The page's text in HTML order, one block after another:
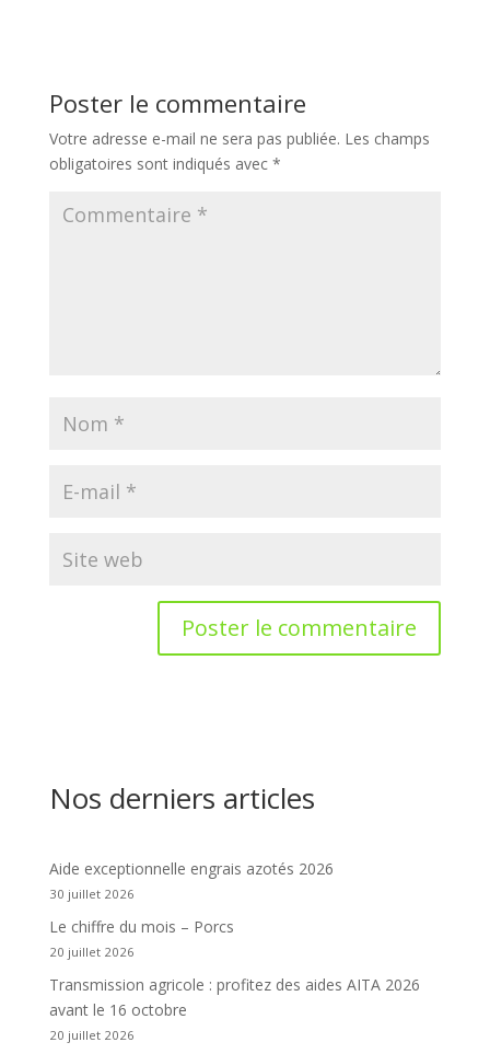
Poster le commentaire
Votre adresse e-mail ne sera pas publiée. Les champs
obligatoires sont indiqués avec *
Nos derniers articles
Aide exceptionnelle engrais azotés 2026
30 juillet 2026
Le chiffre du mois – Porcs
20 juillet 2026
Transmission agricole : profitez des aides AITA 2026
avant le 16 octobre
20 juillet 2026